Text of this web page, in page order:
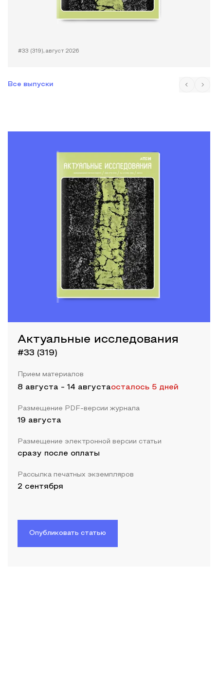
#33 (319), август 2026
Все выпуски
Актуальные исследования
#33 (319)
Прием материалов
8 августа - 14 августаосталось 5 дней
Размещение PDF-версии журнала
19 августа
Размещение электронной версии статьи
сразу после оплаты
Рассылка печатных экземпляров
2 сентября
Опубликовать статью